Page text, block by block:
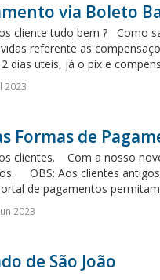
via Boleto
cliente tudo bem ? Como
referente as
dias uteis, já o pix e
2023
Formas de
clientes. Com a nosso
OBS: Aos clientes
de pagamentos
2023
de São João